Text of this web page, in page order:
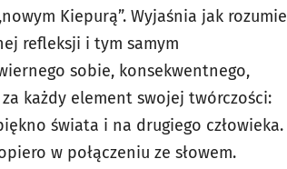
Kiepurą”. Wyjaśnia jak rozumie
refleksji i tym samym
sobie, konsekwentnego,
każdy element swojej twórczości:
świata i na drugiego człowieka.
w połączeniu ze słowem.